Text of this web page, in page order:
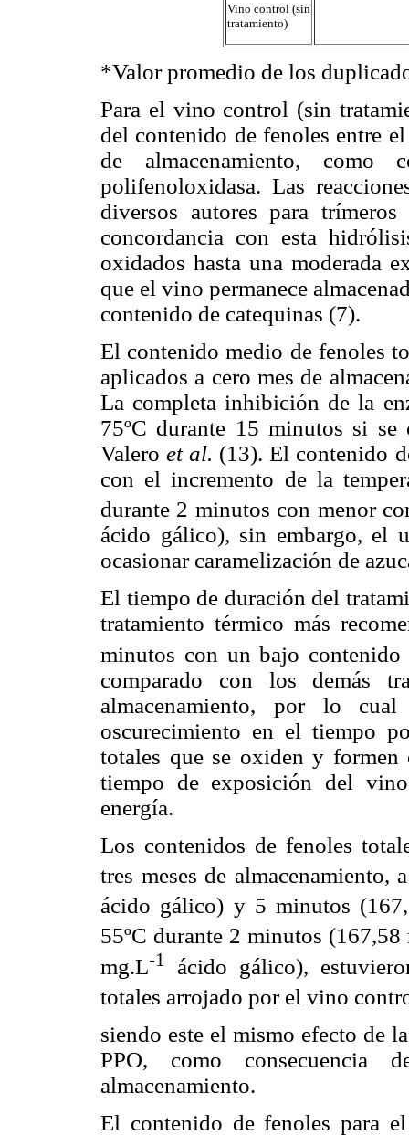
Vino control (sin
tratamiento)
*Valor promedio de los
Para el vino control (sin
del contenido de fenoles entre
de almacenamiento,
polifenoloxidasa. Las
diversos autores para
concordancia con esta
oxidados hasta una moderada
que el vino permanece
contenido de catequinas (7).
El contenido medio de fenoles
aplicados a cero mes de
La completa inhibición de la
75ºC durante 15 minutos si se
Valeroet al. (13). El contenido
con el incremento de la
durante 2 minutos con menor
ácido gálico), sin embargo, el
ocasionar caramelización de
El tiempo de duración del
tratamiento térmico más
minutos con un bajo
comparado con los demás
almacenamiento, por lo
oscurecimiento en el tiempo
totales que se oxiden y formen
tiempo de exposición del
energía.
Los contenidos de fenoles
tres meses de
ácido gálico) y 5 minutos
55ºC durante 2 minutos (167,58
mg.L-1
ácido gálico),
totales arrojado por el vino
siendo este el mismo efecto de
PPO, como
almacenamiento.
El contenido de fenoles para